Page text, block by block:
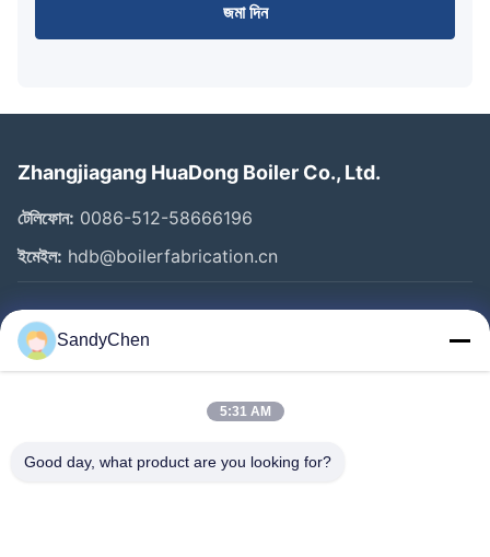
জমা দিন
Zhangjiagang HuaDong Boiler Co., Ltd.
টেলিফোন: 0086-512-58666196
ইমেইল: hdb@boilerfabrication.cn
গুরুত্বপূর্ণ সংযোগ
বাড়ি
ভিডিও
SandyChen
5:31 AM
Good day, what product are you looking for?